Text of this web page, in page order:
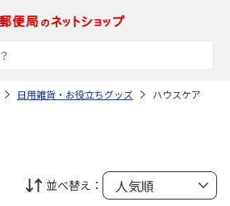
日用雑貨・お役立ちグッズ ハウスケア
並べ替え：